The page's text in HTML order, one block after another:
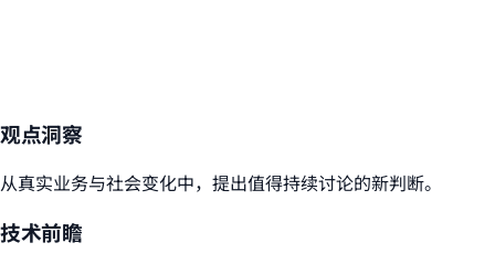
观点洞察
从真实业务与社会变化中，提出值得持续讨论的新判断。
技术前瞻